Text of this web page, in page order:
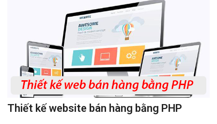
Thiết kế website bán hàng bằng PHP